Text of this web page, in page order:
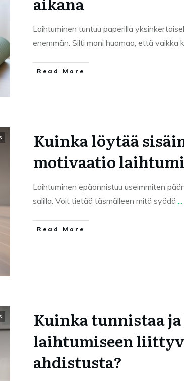
Laihtuminen tuntuu paperilla
enemmän. Silti moni huomaa, että vaikka
Read More
Kuinka löytää
motivaatio
Laihtuminen epäonnistuu useimmiten
salilla. Voit tietää täsmälleen mitä syödä ...
Read More
Kuinka tunnistaa
laihtumiseen
ahdistusta?